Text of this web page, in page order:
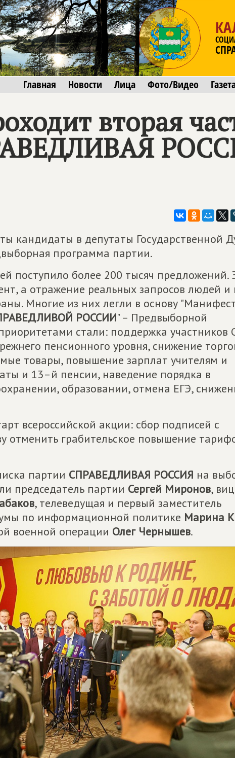
Главная Новости Лица Фото/Видео
вторая
кандидаты в депутаты Государственной
программа партии.
поступило более 200 тысяч предложений.
а отражение реальных запросов людей и
Многие из них легли в основу
РОССИИ" – Предвыборной
стали: поддержка участников
пенсионного уровня, снижение
товары, повышение зарплат учителям и
и 13–й пенсии, наведение порядка в
образовании, отмена ЕГЭ,
всероссийской акции: сбор подписей с
отменить грабительское повышение
партии СПРАВЕДЛИВАЯ РОССИЯ на
председатель партии Сергей Миронов,
, телеведущая и первый заместитель
по информационной политике Марина
военной операции Олег Чернышев.